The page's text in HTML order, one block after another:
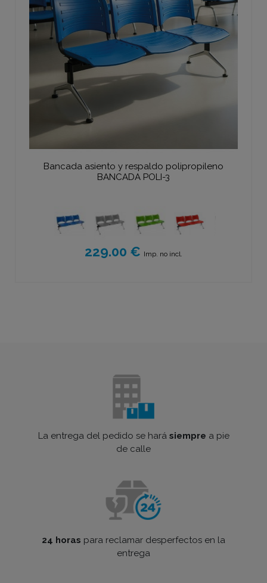
Bancada asiento y respaldo polipropileno
BANCADA POLI-3
229.00 € Imp. no incl.
La entrega del pedido se hará siempre a pie
de calle
24 horas para reclamar desperfectos en la
entrega